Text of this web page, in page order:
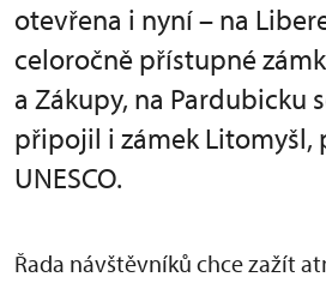
otevřena i nyní – na
celoročně přístupné
a Zákupy, na Pardubicku
připojil i zámek Litomyšl,
UNESCO.
Řada návštěvníků chce zažít